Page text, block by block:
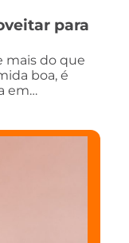
para
mais do que
boa, é
em…